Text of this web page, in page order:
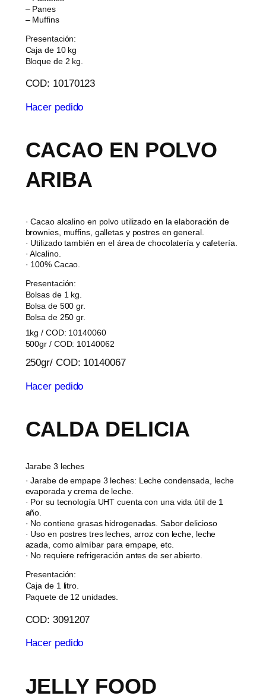
– Panes
– Muffins
Presentación:
Caja de 10 kg
Bloque de 2 kg.
COD: 10170123
Hacer pedido
CACAO EN POLVO
ARIBA
· Cacao alcalino en polvo utilizado en la elaboración de
brownies, muffins, galletas y postres en general.
· Utilizado también en el área de chocolatería y cafetería.
· Alcalino.
· 100% Cacao.
Presentación:
Bolsas de 1 kg.
Bolsa de 500 gr.
Bolsa de 250 gr.
1kg / COD: 10140060
500gr / COD: 10140062
250gr/ COD: 10140067
Hacer pedido
CALDA DELICIA
Jarabe 3 leches
· Jarabe de empape 3 leches: Leche condensada, leche
evaporada y crema de leche.
· Por su tecnología UHT cuenta con una vida útil de 1
año.
· No contiene grasas hidrogenadas. Sabor delicioso
· Uso en postres tres leches, arroz con leche, leche
azada, como almíbar para empape, etc.
· No requiere refrigeración antes de ser abierto.
Presentación:
Caja de 1 litro.
Paquete de 12 unidades.
COD: 3091207
Hacer pedido
JELLY FOOD